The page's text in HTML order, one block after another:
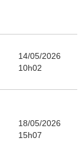
14/05/2026
10h02
18/05/2026
15h07